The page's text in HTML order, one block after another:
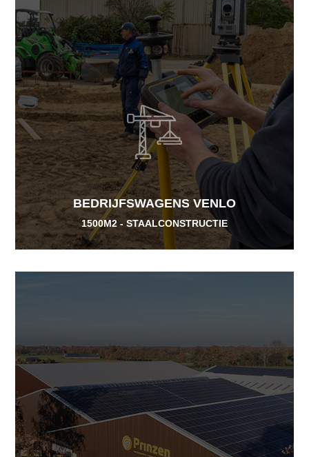
BEDRIJFSWAGENS VENLO
1500M2 - STAALCONSTRUCTIE